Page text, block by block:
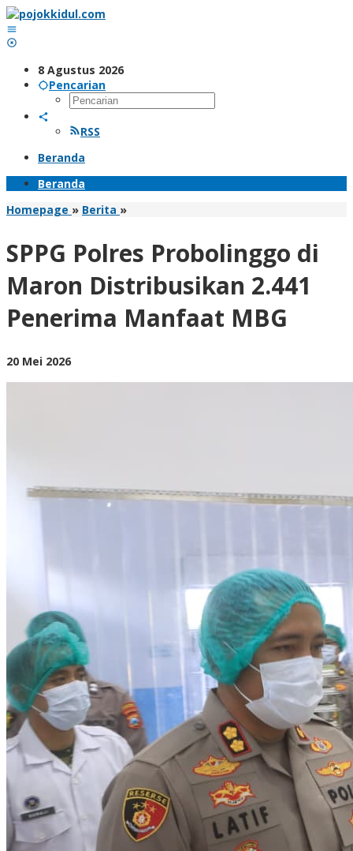
Lewati
ke
konten
8 Agustus 2026
Pencarian
RSS
Beranda
Beranda
Homepage » Berita »SPPG
di
Distribusikan
2.441
Penerima
Manfaat
SPPG Polres Probolinggo di
Maron Distribusikan 2.441
Penerima Manfaat MBG
20 Mei 2026oleh